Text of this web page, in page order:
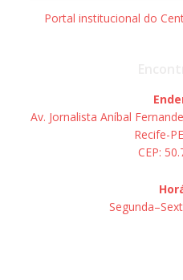
Portal institucional do
Av. Jornalista Aníbal
Recife-
CEP: